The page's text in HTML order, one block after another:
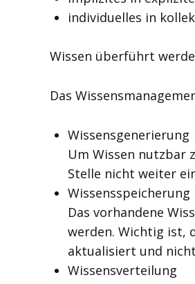
individuelles in
Wissen überführt
Das
Wissensgenerierung
Um Wissen nutzbar
Stelle nicht weiter
Wissensspeicherung
Das vorhandene
werden. Wichtig ist,
aktualisiert und
Wissensverteilung